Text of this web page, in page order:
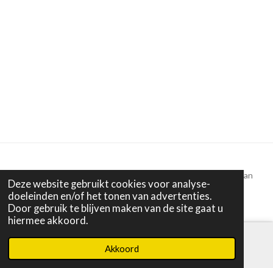
Deze website gebruikt cookies voor analyse-
doeleinden en/of het tonen van advertenties.
Door gebruik te blijven maken van de site gaat u
hiermee akkoord.
Akkoord
Alle tekst en beelden © 2022 - 2025 Puur Anders | Miranda van
Dijk